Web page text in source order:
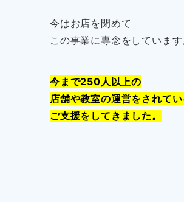
今はお店を閉めて
この事業に専念をしています
今まで250人以上の
店舗や教室の運営をされて
ご支援をしてきました。